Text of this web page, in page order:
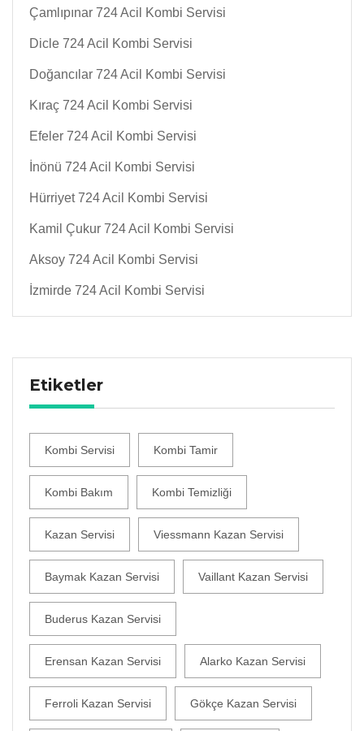
Çamlıpınar 724 Acil Kombi Servisi
Dicle 724 Acil Kombi Servisi
Doğancılar 724 Acil Kombi Servisi
Kıraç 724 Acil Kombi Servisi
Efeler 724 Acil Kombi Servisi
İnönü 724 Acil Kombi Servisi
Hürriyet 724 Acil Kombi Servisi
Kamil Çukur 724 Acil Kombi Servisi
Aksoy 724 Acil Kombi Servisi
İzmirde 724 Acil Kombi Servisi
Etiketler
Kombi Servisi Kombi Tamir
Kombi Bakım Kombi Temizliği
Kazan Servisi Viessmann Kazan Servisi
Baymak Kazan Servisi Vaillant Kazan Servisi
Buderus Kazan Servisi
Erensan Kazan Servisi Alarko Kazan Servisi
Ferroli Kazan Servisi Gökçe Kazan Servisi